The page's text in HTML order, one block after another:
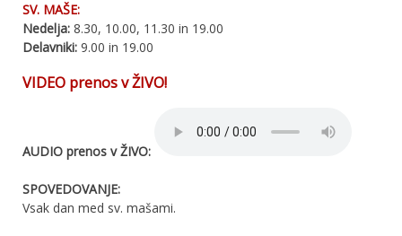
SV. MAŠE:
Nedelja: 8.30, 10.00, 11.30 in 19.00
Delavniki: 9.00 in 19.00
VIDEO prenos v ŽIVO!
AUDIO prenos v ŽIVO:
SPOVEDOVANJE:
Vsak dan med sv. mašami.